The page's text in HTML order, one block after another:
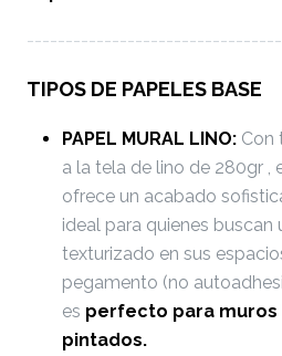
TIPOS DE PAPELES BASE
PAPEL MURAL LINO: Con
a la tela de lino de 280gr ,
ofrece un acabado
ideal para quienes
texturizado en sus
pegamento (no
es perfecto para
pintados.